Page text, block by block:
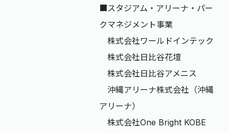
■スタジアム・アリーナ・パー
クマネジメント事業
株式会社ワールドインテック
株式会社日比谷花壇
株式会社日比谷アメニス
​沖縄アリーナ株式会社（沖縄
アリーナ）
株式会社One Bright KOBE